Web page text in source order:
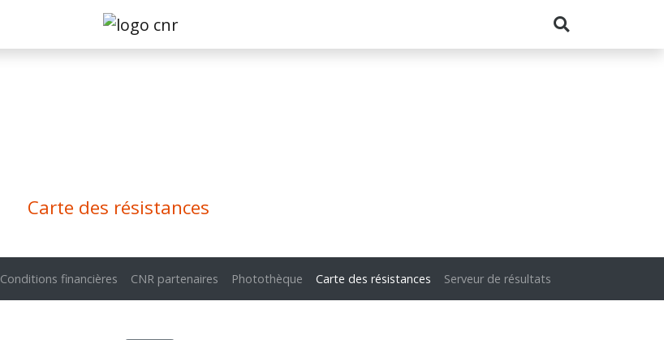
Carte des résistances
Conditions financières CNR partenaires Photothèque Carte des résistances Serveur de résultats